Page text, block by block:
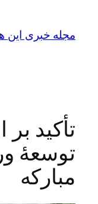
محتوا
مجله خبری این
تأكید بر
توسعۀ
مباركه